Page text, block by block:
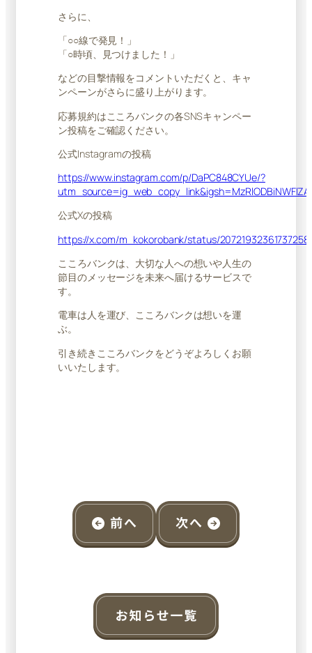
さらに、
「○○線で発見！」
「○時頃、見つけました！」
などの目撃情報をコメントいただくと、キャ
ンペーンがさらに盛り上がります。
応募規約はこころバンクの各SNSキャンペー
ン投稿をご確認ください。
公式Instagramの投稿
https://www.instagram.com/p/DaPC848CYUe/?
公式Xの投稿
https://x.com/m_kokorobank/status/
こころバンクは、大切な人への想いや人生の
節目のメッセージを未来へ届けるサービスで
す。
電車は人を運び、こころバンクは想いを運
ぶ。
引き続きこころバンクをどうぞよろしくお願
いいたします。